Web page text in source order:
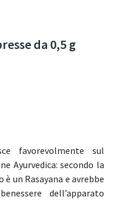
da 0,5 g
favorevolmente sul
Ayurvedica: secondo la
un Rasayana e avrebbe
dell’apparato